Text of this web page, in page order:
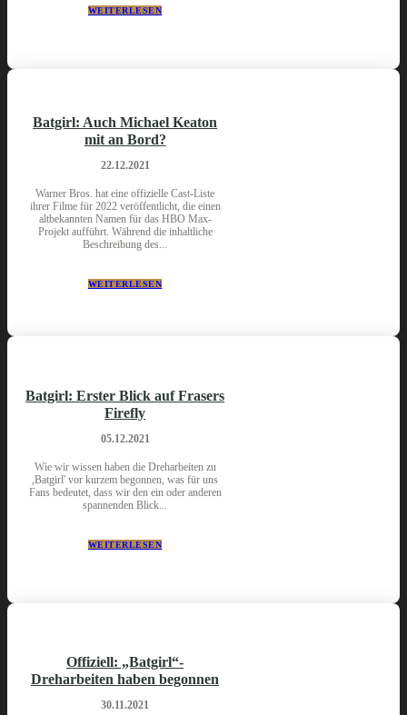
WEITERLESEN
Batgirl: Auch Michael Keaton
mit an Bord?
22.12.2021
Warner Bros. hat eine offizielle Cast-Liste
ihrer Filme für 2022 veröffentlicht, die einen
altbekannten Namen für das HBO Max-
Projekt aufführt. Während die inhaltliche
Beschreibung des...
WEITERLESEN
Batgirl: Erster Blick auf Frasers
Firefly
05.12.2021
Wie wir wissen haben die Dreharbeiten zu
,Batgirl' vor kurzem begonnen, was für uns
Fans bedeutet, dass wir den ein oder anderen
spannenden Blick...
WEITERLESEN
Offiziell: „Batgirl“-
Dreharbeiten haben begonnen
30.11.2021